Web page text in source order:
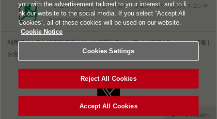
このエルマークは、レコード会社・映像製作会社が提供するコンテ
ンツを示す登録商標です。
RIAJ00013011
利用規約|個人情報等保護方針|特定商取引法に基づく表記|ライセンス情報
お客様情報の外部送信について|Cookies Settings
▲ページの先頭へ
you with the advertisement tailored to your interest, and to li
nk our website to the social media. If you select “Accept All
Cookies”, all of these cookies will be used on our website.
Cookie Notice
Cookies Settings
Reject All Cookies
Accept All Cookies